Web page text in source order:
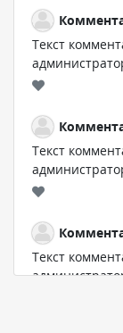
Текст
Текст
Текст